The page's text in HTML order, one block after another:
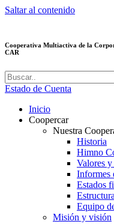
Saltar al contenido
Cooperativa Multiactiva de la
CAR
Estado de Cuenta
Inicio
Coopercar
Nuestra
Historia
Himno
Valores
Informes
Estados
Estructura
Equipo
Misión y visión